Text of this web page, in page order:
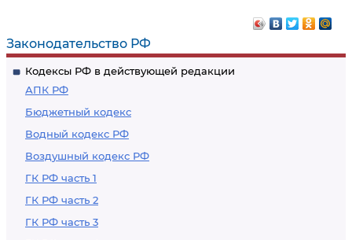
Законодательство РФ
Кодексы РФ в действующей редакции
АПК РФ
Бюджетный кодекс
Водный кодекс РФ
Воздушный кодекс РФ
ГК РФ часть 1
ГК РФ часть 2
ГК РФ часть 3